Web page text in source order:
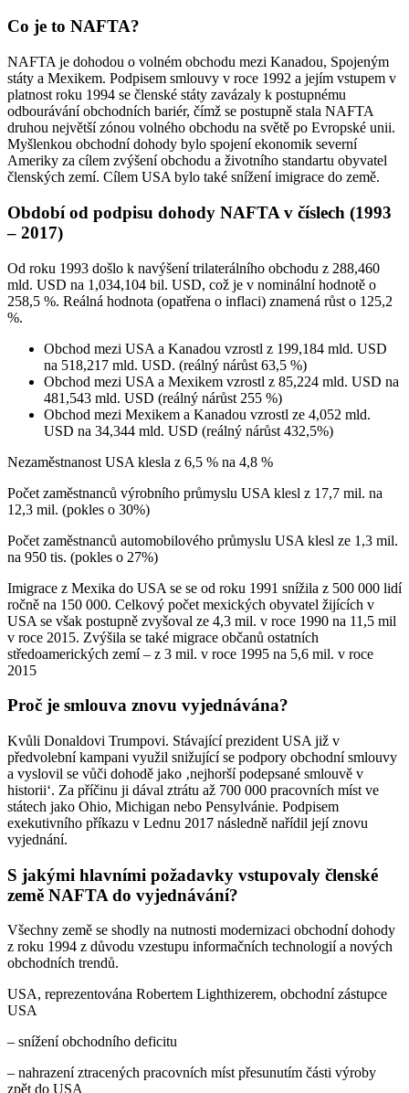
Co je to NAFTA?
NAFTA je dohodou o volném obchodu mezi Kanadou, Spojeným
státy a Mexikem. Podpisem smlouvy v roce 1992 a jejím vstupem v
platnost roku 1994 se členské státy zavázaly k postupnému
odbourávání obchodních bariér, čímž se postupně stala NAFTA
druhou největší zónou volného obchodu na světě po Evropské unii.
Myšlenkou obchodní dohody bylo spojení ekonomik severní
Ameriky za cílem zvýšení obchodu a životního standartu obyvatel
členských zemí. Cílem USA bylo také snížení imigrace do země.
Období od podpisu dohody NAFTA v číslech (1993
– 2017)
Od roku 1993 došlo k navýšení trilaterálního obchodu z 288,460
mld. USD na 1,034,104 bil. USD, což je v nominální hodnotě o
258,5 %. Reálná hodnota (opatřena o inflaci) znamená růst o 125,2
%.
Obchod mezi USA a Kanadou vzrostl z 199,184 mld. USD
na 518,217 mld. USD. (reálný nárůst 63,5 %)
Obchod mezi USA a Mexikem vzrostl z 85,224 mld. USD na
481,543 mld. USD (reálný nárůst 255 %)
Obchod mezi Mexikem a Kanadou vzrostl ze 4,052 mld.
USD na 34,344 mld. USD (reálný nárůst 432,5%)
Nezaměstnanost USA klesla z 6,5 % na 4,8 %
Počet zaměstnanců výrobního průmyslu USA klesl z 17,7 mil. na
12,3 mil. (pokles o 30%)
Počet zaměstnanců automobilového průmyslu USA klesl ze 1,3 mil.
na 950 tis. (pokles o 27%)
Imigrace z Mexika do USA se se od roku 1991 snížila z 500 000 lidí
ročně na 150 000. Celkový počet mexických obyvatel žijících v
USA se však postupně zvyšoval ze 4,3 mil. v roce 1990 na 11,5 mil
v roce 2015. Zvýšila se také migrace občanů ostatních
středoamerických zemí – z 3 mil. v roce 1995 na 5,6 mil. v roce
2015
Proč je smlouva znovu vyjednávána?
Kvůli Donaldovi Trumpovi. Stávající prezident USA již v
předvolební kampani využil snižující se podpory obchodní smlouvy
a vyslovil se vůči dohodě jako ‚nejhorší podepsané smlouvě v
historii‘. Za příčinu ji dával ztrátu až 700 000 pracovních míst ve
státech jako Ohio, Michigan nebo Pensylvánie. Podpisem
exekutivního příkazu v Lednu 2017 následně nařídil její znovu
vyjednání.
S jakými hlavními požadavky vstupovaly členské
země NAFTA do vyjednávání?
Všechny země se shodly na nutnosti modernizaci obchodní dohody
z roku 1994 z důvodu vzestupu informačních technologií a nových
obchodních trendů.
USA, reprezentována Robertem Lighthizerem, obchodní zástupce
USA
– snížení obchodního deficitu
– nahrazení ztracených pracovních míst přesunutím části výroby
zpět do USA